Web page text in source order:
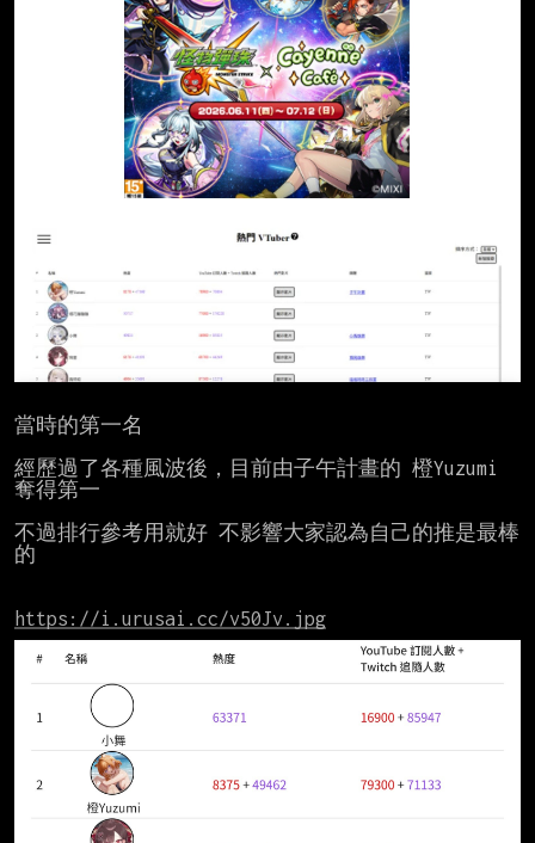
當時的第一名
經歷過了各種風波後，目前由子午計畫的 橙Yuzumi
奪得第一
不過排行參考用就好 不影響大家認為自己的推是最棒
的
https://i.urusai.cc/v50Jv.jpg